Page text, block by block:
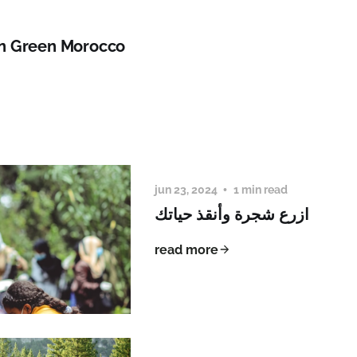
Green Morocco
jun 23, 2024 1 min read
ازرع شجرة وأنقذ حياتك
read more